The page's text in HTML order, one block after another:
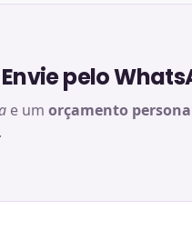
pelo
e um orçamento